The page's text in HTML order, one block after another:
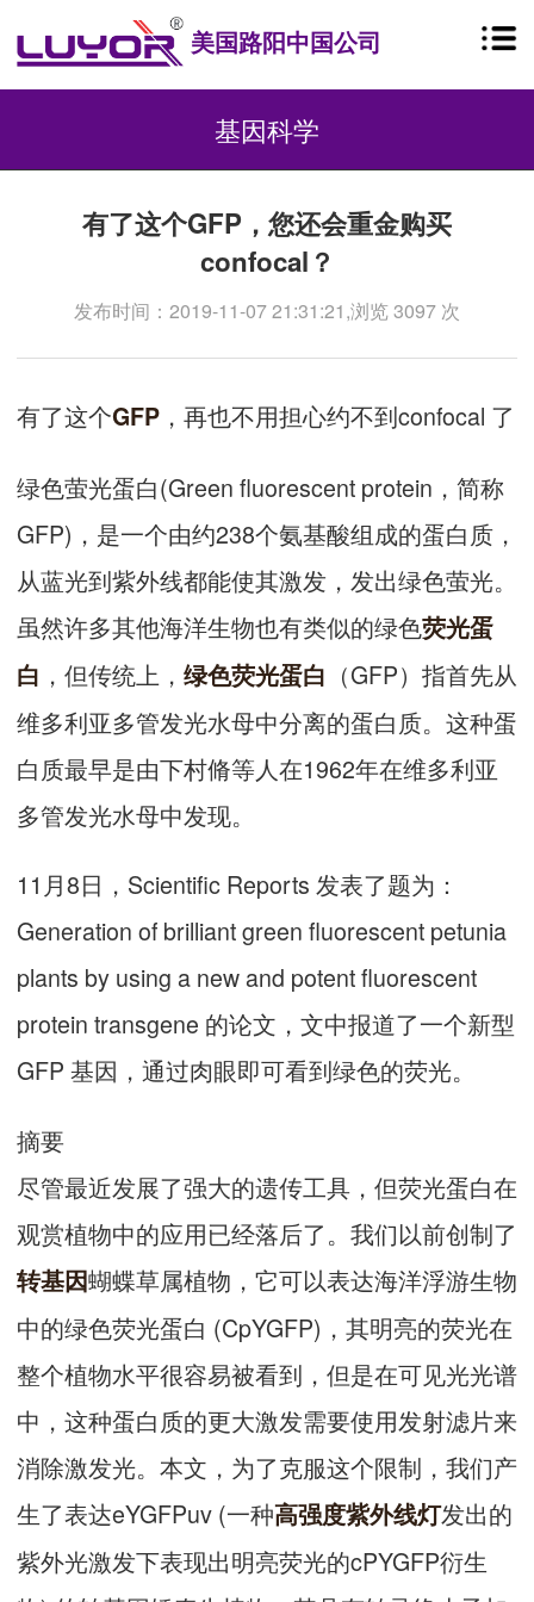
美国路阳中国公司
基因科学
有了这个GFP，您还会重金购买
confocal？
发布时间：2019-11-07 21:31:21,浏览 3097 次
有了这个GFP ，再也不用担心约不到confocal 了
绿色萤光蛋白(Green fluorescent protein，简称
GFP)，是一个由约238个氨基酸组成的蛋白质，
从蓝光到紫外线都能使其激发，发出绿色萤光。
虽然许多其他海洋生物也有类似的绿色荧光蛋
白 ，但传统上， 绿色荧光蛋白 （GFP）指首先从
维多利亚多管发光水母中分离的蛋白质。这种蛋
白质最早是由下村脩等人在1962年在维多利亚
多管发光水母中发现。
11月8日，Scientific Reports 发表了题为：
Generation of brilliant green fluorescent petunia
plants by using a new and potent fluorescent
protein transgene 的论文，文中报道了一个新型
GFP 基因，通过肉眼即可看到绿色的荧光。
摘要
尽管最近发展了强大的遗传工具，但荧光蛋白在
观赏植物中的应用已经落后了。我们以前创制了
转基因蝴蝶草属植物，它可以表达海洋浮游生物
中的绿色荧光蛋白 (CpYGFP)，其明亮的荧光在
整个植物水平很容易被看到，但是在可见光光谱
中，这种蛋白质的更大激发需要使用发射滤片来
消除激发光。本文，为了克服这个限制，我们产
生了表达eYGFPuv (一种高强度紫外线灯发出的
紫外光激发下表现出明亮荧光的cPYGFP衍生